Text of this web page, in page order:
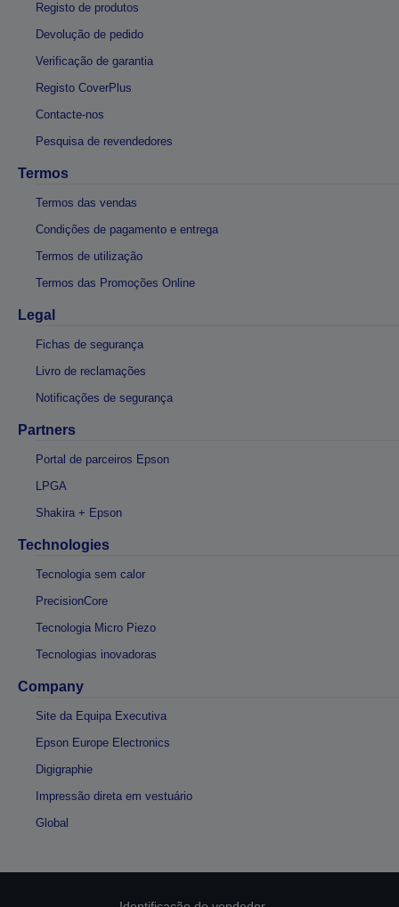
Registo de produtos
Devolução de pedido
Verificação de garantia
Registo CoverPlus
Contacte-nos
Pesquisa de revendedores
Termos
Termos das vendas
Condições de pagamento e entrega
Termos de utilização
Termos das Promoções Online
Legal
Fichas de segurança
Livro de reclamações
Notificações de segurança
Partners
Portal de parceiros Epson
LPGA
Shakira + Epson
Technologies
Tecnologia sem calor
PrecisionCore
Tecnologia Micro Piezo
Tecnologias inovadoras
Company
Site da Equipa Executiva
Epson Europe Electronics
Digigraphie
Impressão direta em vestuário
Global